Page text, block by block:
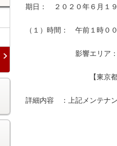
期日：　２０２０年６月１
（１）時間：　午前１時０
影響エリア：　下記
【東
詳細内容　：上記メンテナ